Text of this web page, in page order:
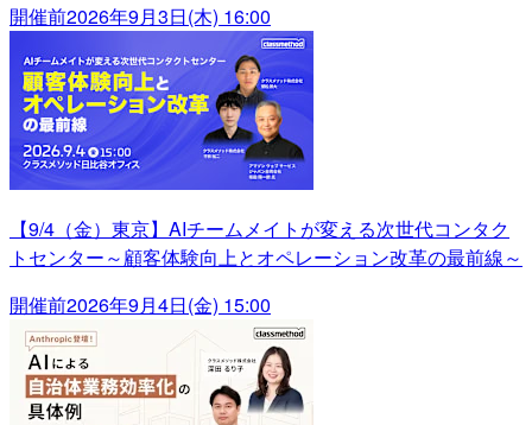
開催前2026年9月3日(木) 16:00
【9/4（金）東京】AIチームメイトが変える次世代コンタク
トセンター～顧客体験向上とオペレーション改革の最前線～
開催前2026年9月4日(金) 15:00